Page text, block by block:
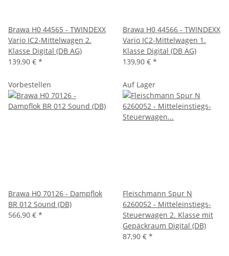
Brawa H0 44565 - TWINDEXX
Vario IC2-Mittelwagen 2.
Klasse Digital (DB AG)
139,90 € *
Brawa H0 44566 - TWINDEXX
Vario IC2-Mittelwagen 1.
Klasse Digital (DB AG)
139,90 € *
Vorbestellen
Brawa H0 70126 - Dampflok
BR 012 Sound (DB)
566,90 € *
Auf Lager
Fleischmann Spur N
6260052 - Mitteleinstiegs-
Steuerwagen 2. Klasse mit
Gepäckraum Digital (DB)
87,90 € *